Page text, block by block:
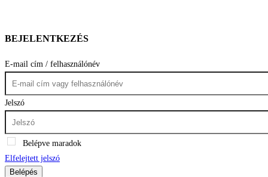
BEJELENTKEZÉS
E-mail cím / felhasználónév
Jelszó
Belépve maradok
Elfelejtett jelszó
Belépés